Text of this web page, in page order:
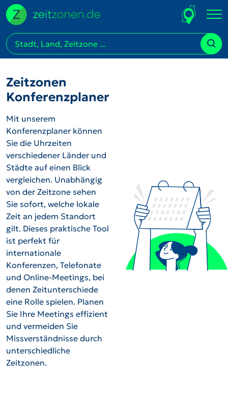
Zeitzonen
Konferenzplaner
Mit unserem
Konferenzplaner können
Sie die Uhrzeiten
verschiedener Länder und
Städte auf einen Blick
vergleichen. Unabhängig
von der Zeitzone sehen
Sie sofort, welche lokale
Zeit an jedem Standort
gilt. Dieses praktische Tool
ist perfekt für
internationale
Konferenzen, Telefonate
und Online-Meetings, bei
denen Zeitunterschiede
eine Rolle spielen. Planen
Sie Ihre Meetings effizient
und vermeiden Sie
Missverständnisse durch
unterschiedliche
Zeitzonen.